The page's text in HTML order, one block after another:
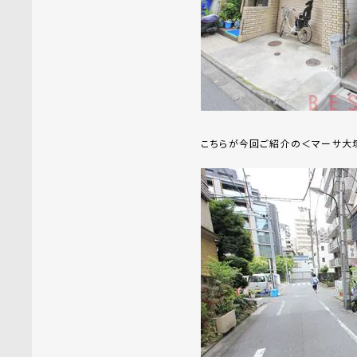
こちらが今回ご紹介の＜マーサ大